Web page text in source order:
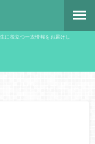
に役立つ一次情報をお届けし